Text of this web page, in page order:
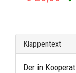
Klappentext
Der in